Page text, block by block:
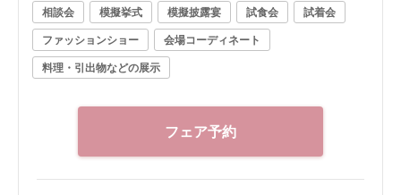
相談会 模擬挙式 模擬披露宴 試食会
試着会
ファッションショー
会場コーディネート
料理・引出物などの展示
フェア予約